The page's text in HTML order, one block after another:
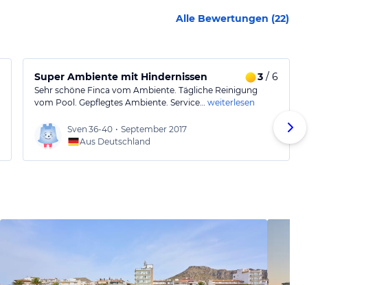
Alle Bewertungen (22)
Super Ambiente mit Hindernissen 3/ 6
Sehr schöne Finca vom Ambiente. Tägliche Reinigung
vom Pool. Gepflegtes Ambiente. Service… weiterlesen
Sven 36-40 • September 2017
Aus Deutschland